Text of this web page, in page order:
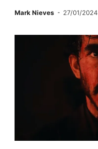
Mark Nieves 27/01/2024